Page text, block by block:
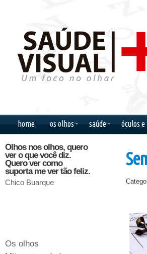
home os olhos saúde óculos
Olhos nos olhos, quero
ver o que você diz.
Quero ver como
suporta me ver tão feliz.
Chico Buarque
ver o que
sentir que
Chico
Os olhos